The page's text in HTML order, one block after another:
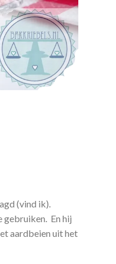
(vind ik).
gebruiken. En hij
aardbeien uit het